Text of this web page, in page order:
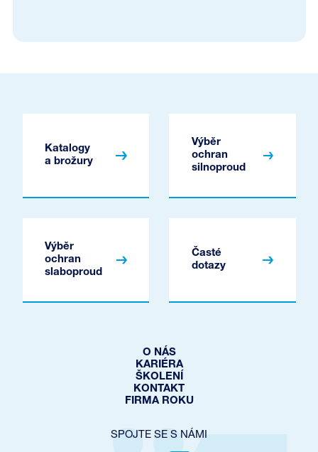
Katalogy
a brožury
Výběr
ochran
silnoproud
Výběr
ochran
slaboproud
Časté
dotazy
O NÁS
KARIÉRA
ŠKOLENÍ
KONTAKT
FIRMA ROKU
SPOJTE SE S NÁMI